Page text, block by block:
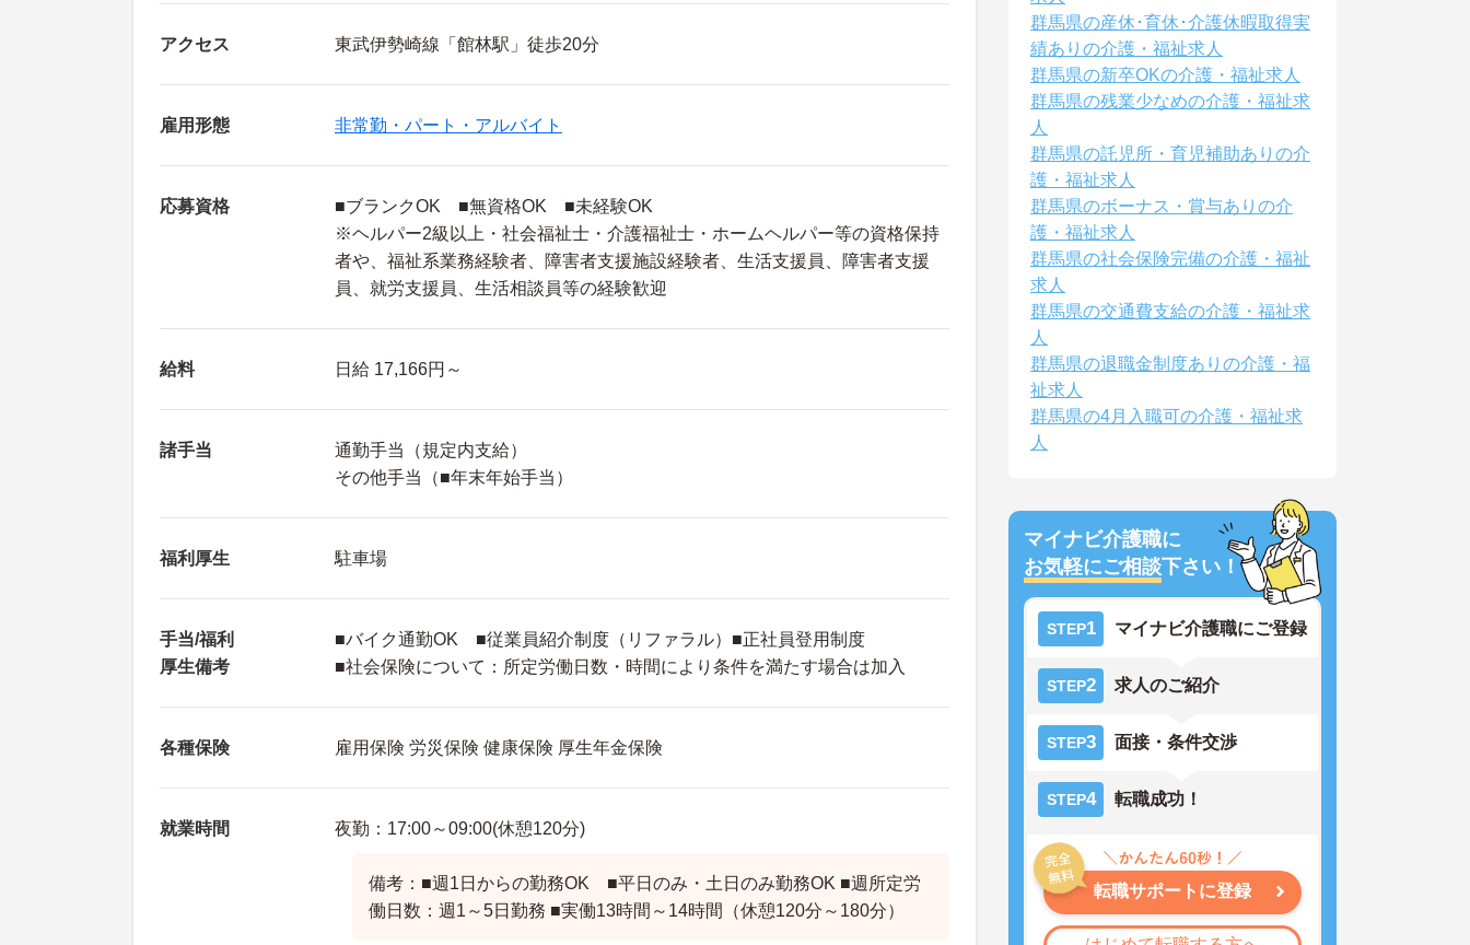
アクセス 東武伊勢崎線「館林駅」徒歩20分
雇用形態 非常勤・パート・アルバイト
応募資格
■ブランクOK ■無資格OK ■未経験OK
※ヘルパー2級以上・社会福祉士・介護福祉士・ホームヘルパー等の資格保持
者や、福祉系業務経験者、障害者支援施設経験者、生活支援員、障害者支援
員、就労支援員、生活相談員等の経験歓迎
給料 日給 17,166円～
諸手当
通勤手当（規定内支給）
その他手当（■年末年始手当）
福利厚生 駐車場
手当/福利
厚生備考
■バイク通勤OK ■従業員紹介制度（リファラル）■正社員登用制度
■社会保険について：所定労働日数・時間により条件を満たす場合は加入
各種保険 雇用保険 労災保険 健康保険 厚生年金保険
就業時間 夜勤：17:00～09:00(休憩120分)
備考：■週1日からの勤務OK ■平日のみ・土日のみ勤務OK ■週所定労
働日数：週1～5日勤務 ■実働13時間～14時間（休憩120分～180分）
群馬県の産休･育休･介護休暇取得実
績ありの介護・福祉求人
群馬県の新卒OKの介護・福祉求人
群馬県の残業少なめの介護・福祉求
人
群馬県の託児所・育児補助ありの介
護・福祉求人
群馬県のボーナス・賞与ありの介
護・福祉求人
群馬県の社会保険完備の介護・福祉
求人
群馬県の交通費支給の介護・福祉求
人
群馬県の退職金制度ありの介護・福
祉求人
群馬県の4月入職可の介護・福祉求
人
マイナビ介護職に
お気軽にご相談下さい！
STEP1 マイナビ介護職にご登録
STEP2 求人のご紹介
STEP3 面接・条件交渉
STEP4 転職成功！
転職サポートに登録